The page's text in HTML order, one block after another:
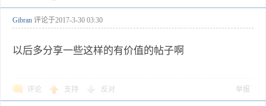
Gibran 评论于2017-3-30 03:30
以后多分享一些这样的有价值的帖子啊
评论 支持 反对 举报